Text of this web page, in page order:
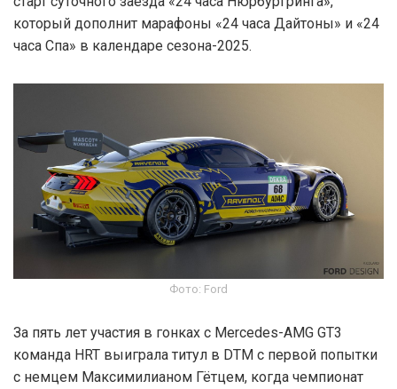
который дополнит марафоны «24 часа Дайтоны» и «24
часа Спа» в календаре сезона-2025.
Фото: Ford
За пять лет участия в гонках с Mercedes-AMG GT3
команда HRT выиграла титул в DTM с первой попытки
с немцем Максимилианом Гётцем, когда чемпионат